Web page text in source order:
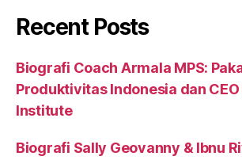
Recent Posts
Biografi Coach Armala MPS:
Produktivitas Indonesia dan CEO
Institute
Biografi Sally Geovanny & Ibnu